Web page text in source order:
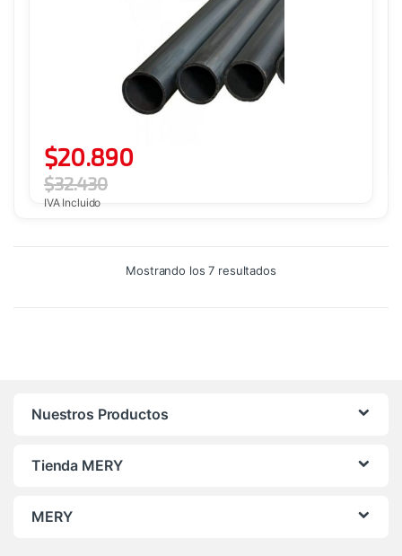
$20.890
$32.430
IVA Incluido
Mostrando los 7 resultadosOrdenado
Nuestros Productos
Tienda MERY
MERY